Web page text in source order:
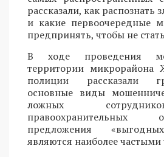
рассказали, как
и какие первоочередные
предпринять, чтобы не
В ходе проведения
территории микрорайона
полиции рассказали
основные виды
ложных
предложения
являются наиболее частыми